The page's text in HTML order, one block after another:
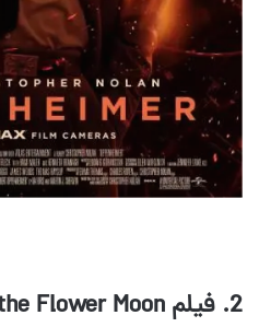
2. فیلم Flower Moon